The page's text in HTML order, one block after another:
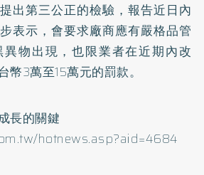
出第三公正的檢驗，報告近日內
表示，會要求廠商應有嚴格品管
物出現，也限業者在近期內改
幣3萬至15萬元的罰款。
長的關鍵
hotnews.asp?aid=4684